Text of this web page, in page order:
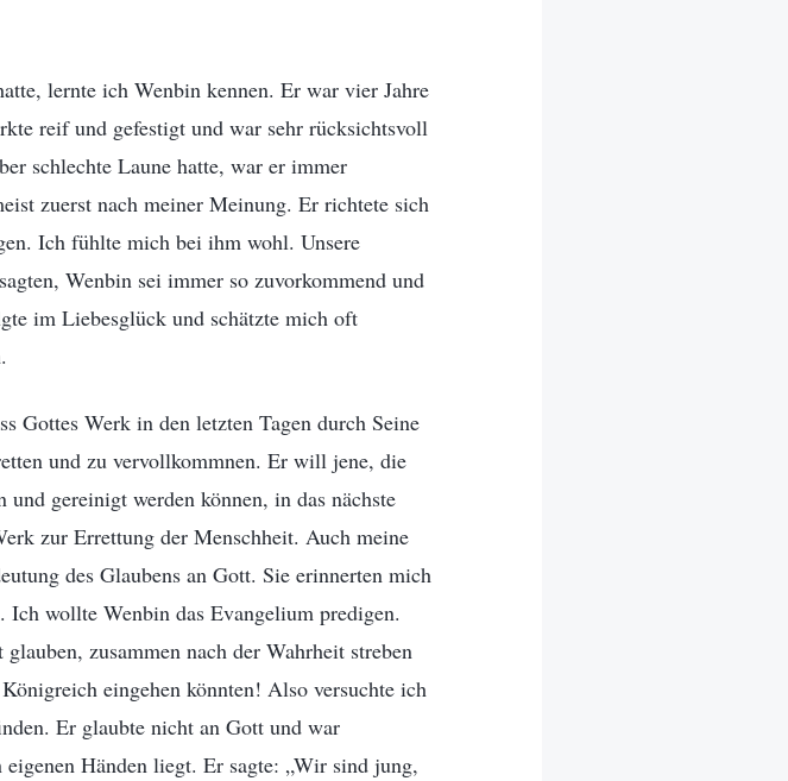
lernte ich Wenbin kennen. Er war vier Jahre
reif und gefestigt und war sehr rücksichtsvoll
schlechte Laune hatte, war er immer
zuerst nach meiner Meinung. Er richtete sich
Ich fühlte mich bei ihm wohl. Unsere
Wenbin sei immer so zuvorkommend und
im Liebesglück und schätzte mich oft
Gottes Werk in den letzten Tagen durch Seine
und zu vervollkommnen. Er will jene, die
gereinigt werden können, in das nächste
zur Errettung der Menschheit. Auch meine
des Glaubens an Gott. Sie erinnerten mich
Ich wollte Wenbin das Evangelium predigen.
zusammen nach der Wahrheit streben
eingehen könnten! Also versuchte ich
Er glaubte nicht an Gott und war
Händen liegt. Er sagte: „Wir sind jung,